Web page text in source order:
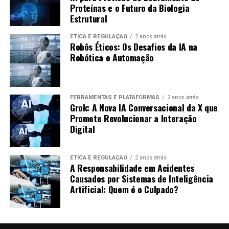
do serviço.
Futuro da Gestão Aeroportuária e
Sustentabilidade
O futuro da
inovações e também na
impacto ambiental e a utilização de tecnologias verdes
são tendência neste sentido. Exemplos incluem:
Uso de Energia Renovável:
investindo em fontes de energia limpa para operar
seus sistemas de bagagens.
Sistemas de Transporte Eficientes:A
automação e o transporte eficiente de bagagens
ajudam a reduzir as emissões de carbono.
Proteínas e o Futuro da Biologia
Estrutural
ÉTICA E REGULAÇÃO 2 anos atrás
Robôs Éticos: Os Desafios da IA na
Robótica e Automação
FERRAMENTAS E PLATAFORMAS 2 anos atrás
Grok: A Nova IA Conversacional da X que
Promete Revolucionar a Interação
Digital
ÉTICA E REGULAÇÃO 2 anos atrás
A Responsabilidade em Acidentes
Causados por Sistemas de Inteligência
Artificial: Quem é o Culpado?